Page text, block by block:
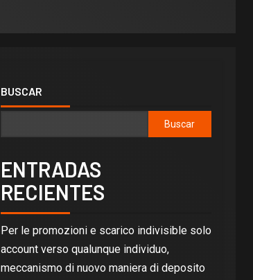
BUSCAR
Buscar
ENTRADAS
RECIENTES
Per le promozioni e scarico indivisible solo
account verso qualunque individuo,
meccanismo di nuovo maniera di deposito